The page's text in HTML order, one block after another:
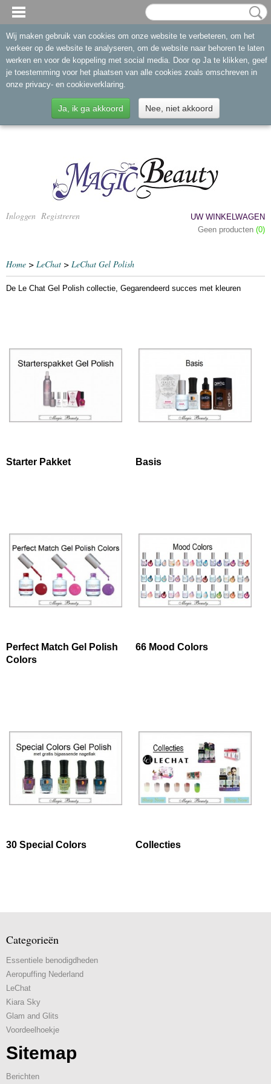
Inloggen Registreren
UW WINKELWAGEN
Geen producten (0)
Home > LeChat > LeChat Gel Polish
De Le Chat Gel Polish collectie, Gegarendeerd succes met kleuren
Starter Pakket Basis
Perfect Match Gel Polish
Colors
66 Mood Colors
30 Special Colors Collecties
Categorieën
Essentiele benodigdheden
Aeropuffing Nederland
LeChat
Kiara Sky
Glam and Glits
Voordeelhoekje
Sitemap
Berichten
Wij maken gebruik van cookies om onze website te verbeteren, om het
verkeer op de website te analyseren, om de website naar behoren te laten
werken en voor de koppeling met social media. Door op Ja te klikken, geef
je toestemming voor het plaatsen van alle cookies zoals omschreven in
onze privacy- en cookieverklaring.
Ja, ik ga akkoord Nee, niet akkoord